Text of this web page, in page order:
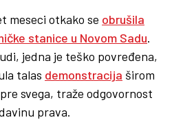
meseci otkako se obrušila
stanice u Novom Sadu.
jedna je teško povređena,
talas demonstracija širom
svega, traže odgovornost
prava.